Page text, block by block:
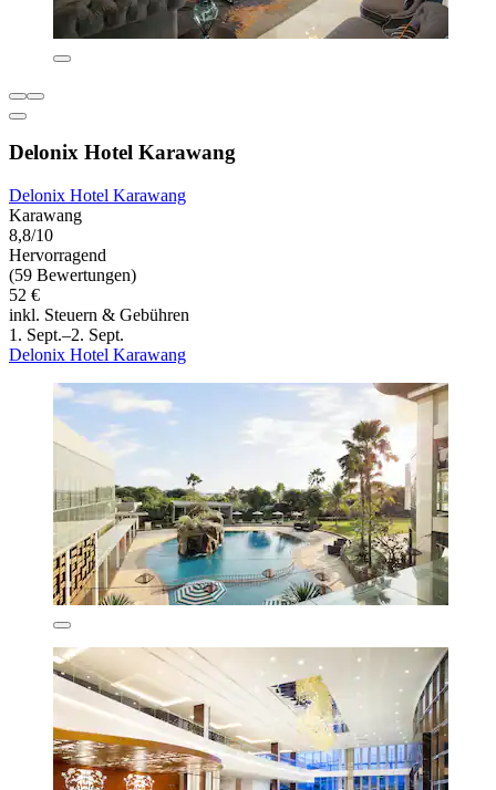
Delonix Hotel Karawang
Delonix Hotel Karawang
Karawang
8,8/10
Hervorragend
(59 Bewertungen)
52 €
inkl. Steuern & Gebühren
1. Sept.–2. Sept.
Delonix Hotel Karawang